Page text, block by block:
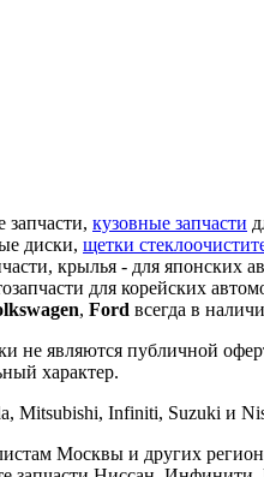
кузовные запчасти
диски, щетки
крылья - для японских
для корейских
, Ford всегда в
не являются публичной
характер.
Mitsubishi, Infiniti, Suzuki и
Москвы и других